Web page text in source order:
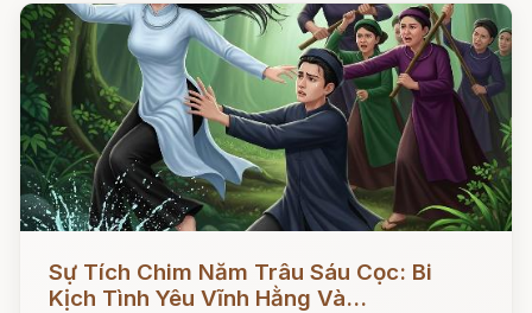
Sự Tích Chim Năm Trâu Sáu Cọc: Bi
Kịch Tình Yêu Vĩnh Hằng Và...